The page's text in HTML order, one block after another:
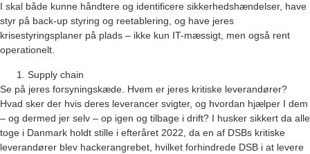
I skal både kunne håndtere og identificere sikkerhedshændelser, have
styr på back-up styring og reetablering, og have jeres
krisestyringsplaner på plads – ikke kun IT-mæssigt, men også rent
operationelt.
Supply chain
Se på jeres forsyningskæde. Hvem er jeres kritiske leverandører?
Hvad sker der hvis deres leverancer svigter, og hvordan hjælper I dem
– og dermed jer selv – op igen og tilbage i drift? I husker sikkert da alle
toge i Danmark holdt stille i efteråret 2022, da en af DSBs kritiske
leverandører blev hackerangrebet, hvilket forhindrede DSB i at levere